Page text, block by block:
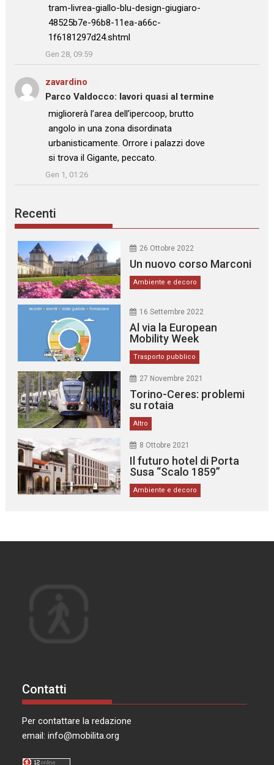
tram-livrea-giallo-blu-design-giugiaro-
48525b7e-96b8-11ea-a66c-
1f6181297d24.shtml
Gen 28, 09:59
zavardino
Parco Valdocco: lavori quasi al termine
: “
migliorerà l’area dell’ipercoop, brutto
angolo in una zona disordinata
urbanisticamente. Orrore i palazzi dove
si trova il Gigante, peccato.
”
Gen 1, 01:26
Recenti
26 Ottobre 2022
Un nuovo corso Marconi
Ambiente e decoro
16 Settembre 2022
Al via la European
Mobility Week
Trasporto pubblico
27 Novembre 2021
Torino-Ceres: problemi
su rotaia
Altro
8 Ottobre 2021
Il futuro hotel di Porta
Susa “Scalo 1859”
Ambiente e decoro
Contatti
Per contattare la redazione
email:info@mobilita.org